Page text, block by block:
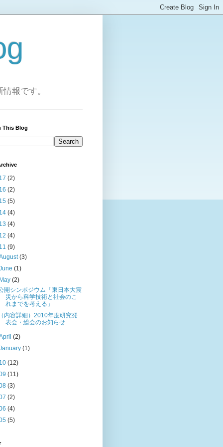
報です。
This Blog
(2)
(2)
(5)
(4)
(4)
(4)
(9)
(3)
(1)
(2)
開シンポジウム「東日本大震
災から科学技術と社会のこ
れまでを考える」
内容詳細）2010年度研究発
表会・総会のお知らせ
(2)
(1)
(12)
(11)
(3)
(2)
(4)
(5)